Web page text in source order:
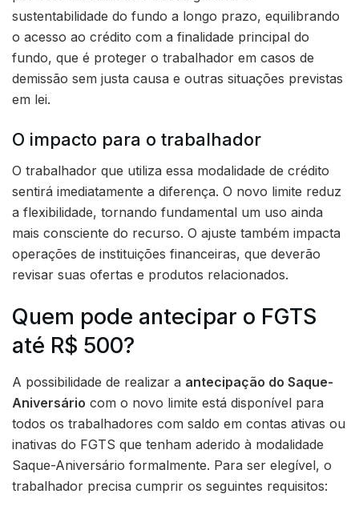
sustentabilidade do fundo a longo prazo, equilibrando
o acesso ao crédito com a finalidade principal do
fundo, que é proteger o trabalhador em casos de
demissão sem justa causa e outras situações previstas
em lei.
O impacto para o trabalhador
O trabalhador que utiliza essa modalidade de crédito
sentirá imediatamente a diferença. O novo limite reduz
a flexibilidade, tornando fundamental um uso ainda
mais consciente do recurso. O ajuste também impacta
operações de instituições financeiras, que deverão
revisar suas ofertas e produtos relacionados.
Quem pode antecipar o FGTS
até R$ 500?
A possibilidade de realizar a antecipação do Saque-
Aniversário com o novo limite está disponível para
todos os trabalhadores com saldo em contas ativas ou
inativas do FGTS que tenham aderido à modalidade
Saque-Aniversário formalmente. Para ser elegível, o
trabalhador precisa cumprir os seguintes requisitos: